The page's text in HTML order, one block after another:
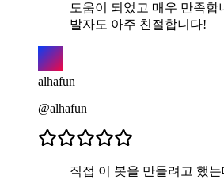
도움이 되었고 매우 만족합
발자도 아주 친절합니다!
alhafun
@alhafun
직접 이 봇을 만들려고 했는